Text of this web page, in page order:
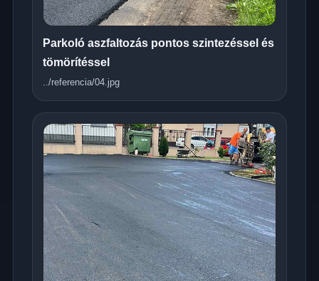
Parkoló aszfaltozás pontos szintezéssel és
tömörítéssel
../referencia/04.jpg